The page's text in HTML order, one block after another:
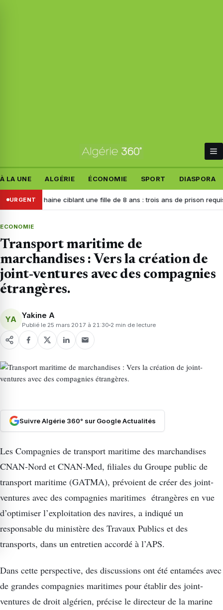
À LA UNE ALGÉRIE ÉCONOMIE SPORT DIASPORA
URGENT
de haine ciblant une fille de 8 ans : trois ans de prison requis
ECONOMIE
Transport maritime de
marchandises : Vers la création de
joint-ventures avec des compagnies
étrangères.
YA Yakine A
Publié le 25 mars 2017 à 21:30 2 min de lecture
Suivre Algérie 360° sur Google Actualités
Les Compagnies de transport maritime des marchandises
CNAN-Nord et CNAN-Med, filiales du Groupe public de
transport maritime (GATMA), prévoient de créer des joint-
ventures avec des compagnies maritimes étrangères en vue
d’optimiser l’exploitation des navires, a indiqué un
responsable du ministère des Travaux Publics et des
transports, dans un entretien accordé à l’APS.
Dans cette perspective, des discussions ont été entamées avec
de grandes compagnies maritimes pour établir des joint-
ventures de droit algérien, précise le directeur de la marine